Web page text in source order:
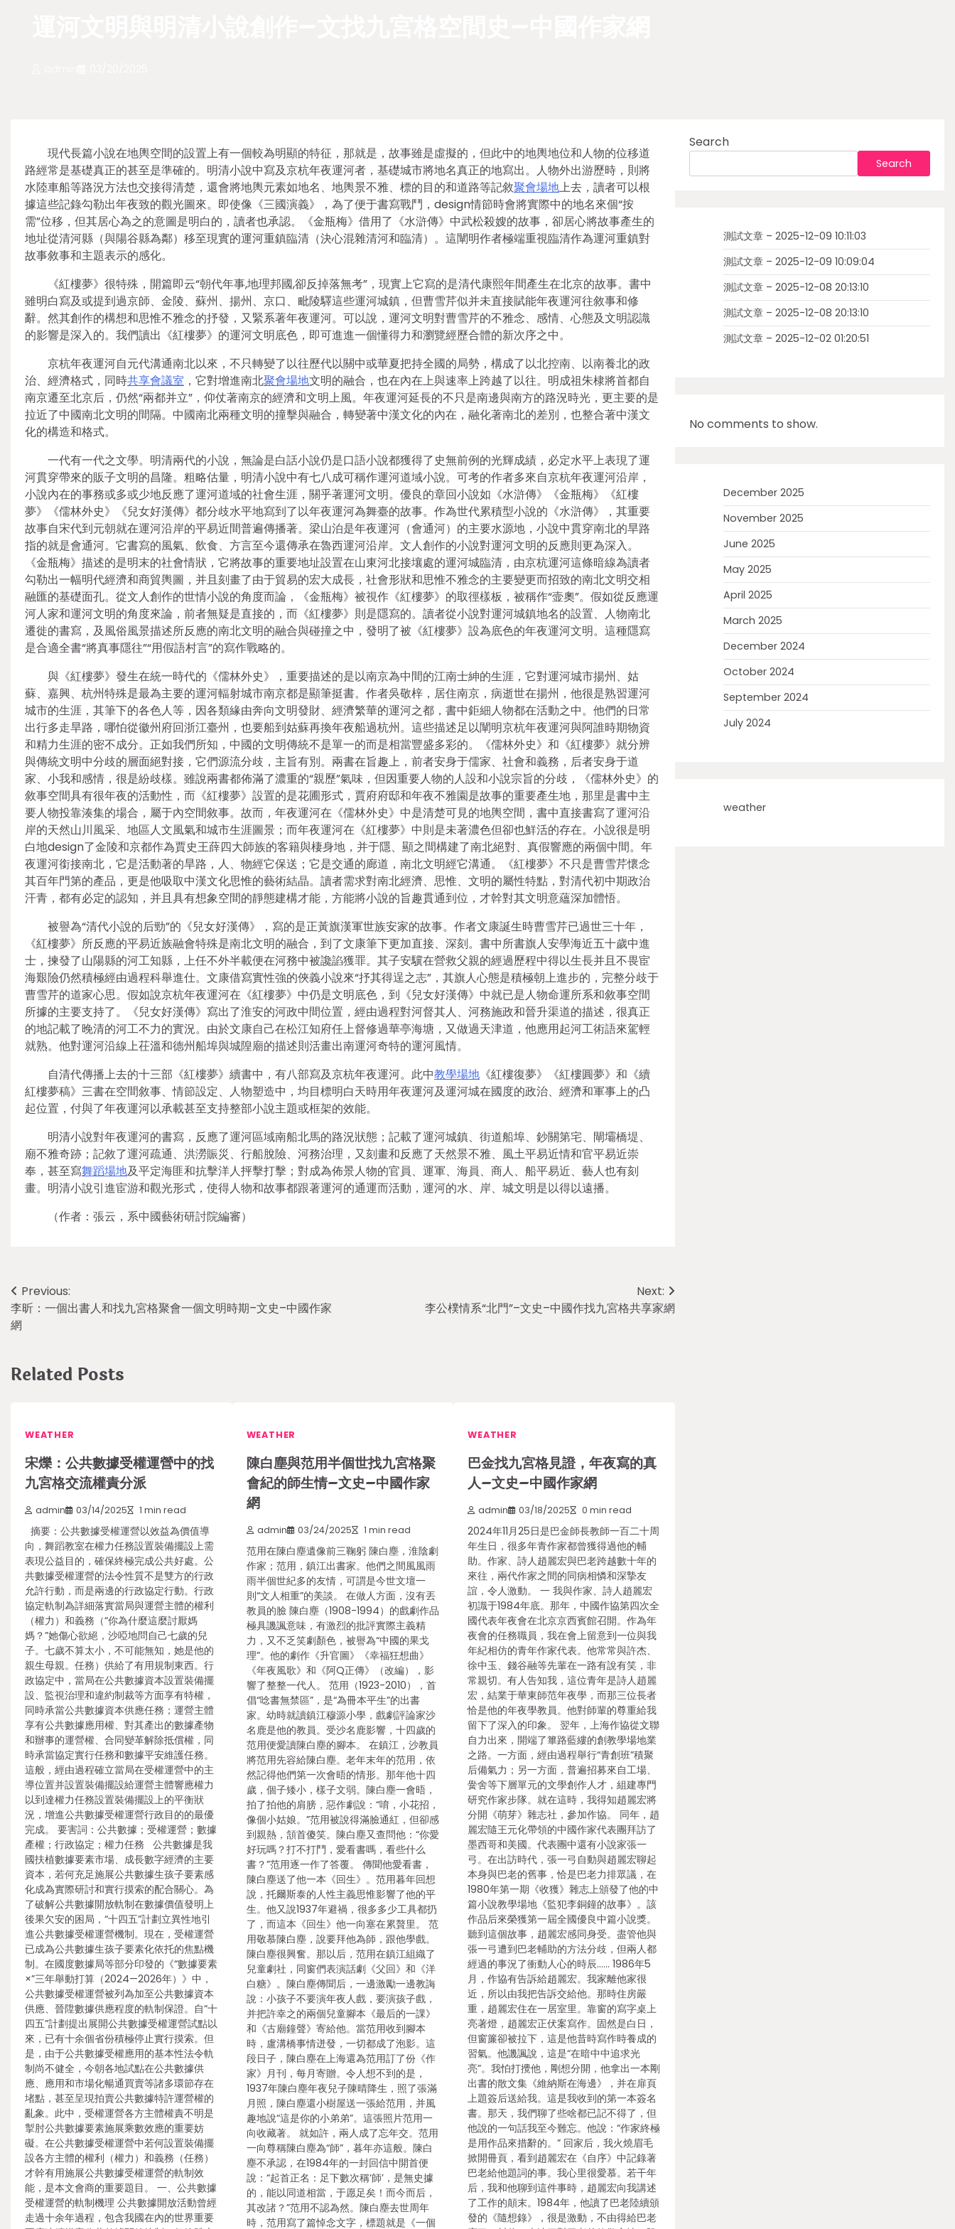
現代長篇小說在地輿空間的設置上有一個較為明顯的特征，那就是，故事雖是虛擬的，但此中的地輿地位和人物的位移道
路經常是基礎真正的甚至是準確的。明清小說中寫及京杭年夜運河者，基礎城市將地名真正的地寫出。人物外出游歷時，則將
水陸車船等路況方法也交接得清楚，還會將地輿元素如地名、地輿景不雅、標的目的和道路等記敘聚會場地上去，讀者可以根
據這些記錄勾勒出年夜致的觀光圖來。即使像《三國演義》，為了便于書寫戰鬥，design情節時會將實際中的地名來個“按
需”位移，但其居心為之的意圖是明白的，讀者也承認。《金瓶梅》借用了《水滸傳》中武松殺嫂的故事，卻居心將故事產生的
地址從清河縣（與陽谷縣為鄰）移至現實的運河重鎮臨清（決心混雜清河和臨清）。這闡明作者極端重視臨清作為運河重鎮對
故事敘事和主題表示的感化。
《紅樓夢》很特殊，開篇即云“朝代年事,地理邦國,卻反掉落無考”，現實上它寫的是清代康熙年間產生在北京的故事。書中
雖明白寫及或提到過京師、金陵、蘇州、揚州、京口、毗陵驛這些運河城鎮，但曹雪芹似并未直接賦能年夜運河往敘事和修
辭。然其創作的構想和思惟不雅念的抒發，又緊系著年夜運河。可以說，運河文明對曹雪芹的不雅念、感情、心態及文明認識
的影響是深入的。我們讀出《紅樓夢》的運河文明底色，即可進進一個懂得力和瀏覽經歷合體的新次序之中。
京杭年夜運河自元代溝通南北以來，不只轉變了以往歷代以關中或華夏把持全國的局勢，構成了以北控南、以南養北的政
治、經濟格式，同時共享會議室 ，它對增進南北聚會場地文明的融合，也在內在上與速率上跨越了以往。明成祖朱棣將首都自
南京遷至北京后，仍然“兩都并立”，仰仗著南京的經濟和文明上風。年夜運河延長的不只是南邊與南方的路況時光，更主要的是
拉近了中國南北文明的間隔。中國南北兩種文明的撞擊與融合，轉變著中漢文化的內在，融化著南北的差別，也整合著中漢文
化的構造和格式。
一代有一代之文學。明清兩代的小說，無論是白話小說仍是口語小說都獲得了史無前例的光輝成績，必定水平上表現了運
河貫穿帶來的販子文明的昌隆。粗略估量，明清小說中有七八成可稱作運河道域小說。可考的作者多來自京杭年夜運河沿岸，
小說內在的事務或多或少地反應了運河道域的社會生涯，關乎著運河文明。優良的章回小說如《水滸傳》《金瓶梅》《紅樓
夢》《儒林外史》《兒女好漢傳》都分歧水平地寫到了以年夜運河為舞臺的故事。作為世代累積型小說的《水滸傳》，其重要
故事自宋代到元朝就在運河沿岸的平易近間普遍傳播著。梁山泊是年夜運河（會通河）的主要水源地，小說中貫穿南北的旱路
指的就是會通河。它書寫的風氣、飲食、方言至今還傳承在魯西運河沿岸。文人創作的小說對運河文明的反應則更為深入。
《金瓶梅》描述的是明末的社會情狀，它將故事的重要地址設置在山東河北接壤處的運河城臨清，由京杭運河這條暗線為讀者
勾勒出一幅明代經濟和商貿輿圖，并且刻畫了由于貿易的宏大成長，社會形狀和思惟不雅念的主要變更而招致的南北文明交相
融匯的基礎面孔。從文人創作的世情小說的角度而論，《金瓶梅》被視作《紅樓夢》的取徑樣板，被稱作“壸奧”。假如從反應運
河人家和運河文明的角度來論，前者無疑是直接的，而《紅樓夢》則是隱寫的。讀者從小說對運河城鎮地名的設置、人物南北
遷徙的書寫，及風俗風景描述所反應的南北文明的融合與碰撞之中，發明了被《紅樓夢》設為底色的年夜運河文明。這種隱寫
是合適全書“將真事隱往”“用假語村言”的寫作戰略的。
與《紅樓夢》發生在統一時代的《儒林外史》，重要描述的是以南京為中間的江南士紳的生涯，它對運河城市揚州、姑
蘇、嘉興、杭州特殊是最為主要的運河輻射城市南京都是顯筆挺書。作者吳敬梓，居住南京，病逝世在揚州，他很是熟習運河
城市的生涯，其筆下的各色人等，因各類緣由奔向文明發財、經濟繁華的運河之都，書中鉅細人物都在活動之中。他們的日常
出行多走旱路，哪怕從徽州府回浙江臺州，也要船到姑蘇再換年夜船過杭州。這些描述足以闡明京杭年夜運河與阿誰時期物資
和精力生涯的密不成分。正如我們所知，中國的文明傳統不是單一的而是相當豐盛多彩的。《儒林外史》和《紅樓夢》就分辨
與傳統文明中分歧的層面絕對接，它們源流分歧，主旨有別。兩書在旨趣上，前者安身于儒家、社會和義務，后者安身于道
家、小我和感情，很是紛歧樣。雖說兩書都佈滿了濃重的“親歷”氣味，但因重要人物的人設和小說宗旨的分歧，《儒林外史》的
敘事空間具有很年夜的活動性，而《紅樓夢》設置的是花圃形式，賈府府邸和年夜不雅園是故事的重要產生地，那里是書中主
要人物投靠湊集的場合，屬于內空間敘事。故而，年夜運河在《儒林外史》中是清楚可見的地輿空間，書中直接書寫了運河沿
岸的天然山川風采、地區人文風氣和城市生涯圖景；而年夜運河在《紅樓夢》中則是未著濃色但卻也鮮活的存在。小說很是明
白地design了金陵和京都作為賈史王薛四大師族的客籍與棲身地，并于隱、顯之間構建了南北絕對、真假響應的兩個中間。年
夜運河銜接南北，它是活動著的旱路，人、物經它保送；它是交通的廊道，南北文明經它溝通。《紅樓夢》不只是曹雪芹懷念
其百年門第的產品，更是他吸取中漢文化思惟的藝術結晶。讀者需求對南北經濟、思惟、文明的屬性特點，對清代初中期政治
汗青，都有必定的認知，并且具有想象空間的靜態建構才能，方能將小說的旨趣貫通到位，才幹對其文明意蘊深加體悟。
被譽為“清代小說的后勁”的《兒女好漢傳》，寫的是正黃旗漢軍世族安家的故事。作者文康誕生時曹雪芹已過世三十年，
《紅樓夢》所反應的平易近族融會特殊是南北文明的融合，到了文康筆下更加直接、深刻。書中所書旗人安學海近五十歲中進
士，揀發了山陽縣的河工知縣，上任不外半載便在河務中被讒諂獲罪。其子安驥在營救父親的經過歷程中得以生長并且不畏宦
海艱險仍然積極經由過程科舉進仕。文康借寫實性強的俠義小說來“抒其得逞之志”，其旗人心態是積極朝上進步的，完整分歧于
曹雪芹的道家心思。假如說京杭年夜運河在《紅樓夢》中仍是文明底色，到《兒女好漢傳》中就已是人物命運所系和敘事空間
所據的主要支持了。《兒女好漢傳》寫出了淮安的河政中間位置，經由過程對河督其人、河務施政和晉升渠道的描述，很真正
的地記載了晚清的河工不力的實況。由於文康自己在松江知府任上督修過華亭海塘，又做過天津道，他應用起河工術語來駕輕
就熟。他對運河沿線上茌溫和德州船埠與城隍廟的描述則活畫出南運河奇特的運河風情。
自清代傳播上去的十三部《紅樓夢》續書中，有八部寫及京杭年夜運河。此中教學場地 《紅樓復夢》《紅樓圓夢》和《續
紅樓夢稿》三書在空間敘事、情節設定、人物塑造中，均目標明白天時用年夜運河及運河城在國度的政治、經濟和軍事上的凸
起位置，付與了年夜運河以承載甚至支持整部小說主題或框架的效能。
明清小說對年夜運河的書寫，反應了運河區域南船北馬的路況狀態；記載了運河城鎮、街道船埠、鈔關第宅、閘壩橋堤、
廟不雅奇跡；記敘了運河疏通、洪澇賑災、行船脫險、河務治理，又刻畫和反應了天然景不雅、風土平易近情和官平易近崇
奉，甚至寫舞蹈場地及平定海匪和抗擊洋人抨擊打擊；對成為佈景人物的官員、運軍、海員、商人、船平易近、藝人也有刻
畫。明清小說引進宦游和觀光形式，使得人物和故事都跟著運河的通運而活動，運河的水、岸、城文明是以得以遠播。
（作者：張云，系中國藝術研討院編審）
Post
navigation
Previous:
李昕：一個出書人和找九宮格聚會一個文明時期–文史–中國作家
網
Next:
李公樸情系“北門”–文史–中國作找九宮格共享家網
Related Posts
WEATHER
宋爍：公共數據受權運營中的找
九宮格交流權責分派
admin 03/14/2025 1 min read
摘要：公共數據受權運營以效益為價值導
向，舞蹈教室在權力任務設置裝備擺設上需
表現公益目的，確保終極完成公共好處。公
共數據受權運營的法令性質不是雙方的行政
允許行動，而是兩邊的行政協定行動。行政
協定軌制為詳細落實當局與運營主體的權利
（權力）和義務（“你為什麼這麼討厭媽
媽？”她傷心欲絕，沙啞地問自己七歲的兒
子。七歲不算太小，不可能無知，她是他的
親生母親。任務）供給了有用規制東西。行
政協定中，當局在公共數據資本設置裝備擺
設、監視治理和違約制裁等方面享有特權，
同時承當公共數據資本供應任務；運營主體
享有公共數據應用權、對其產出的數據產物
和辦事的運營權、合同變革解除抵償權，同
時承當協定實行任務和數據平安維護任務。
這般，經由過程確立當局在受權運營中的主
導位置并設置裝備擺設給運營主體響應權力
以到達權力任務設置裝備擺設上的平衡狀
況，增進公共數據受權運營行政目的的最優
完成。 要害詞：公共數據；受權運營；數據
產權；行政協定；權力任務 公共數據是我
國扶植數據要素市場、成長數字經濟的主要
資本，若何充足施展公共數據生孩子要素感
化成為實際研討和實行摸索的配合關心。為
了破解公共數據開放軌制在數據價值發明上
後果欠安的困局，“十四五”計劃立異性地引
進公共數據受權運營機制。現在，受權運營
已成為公共數據生孩子要素化依托的焦點機
制。在國度數據局等部分印發的《“數據要素
×”三年舉動打算（2024—2026年）》中，
公共數據受權運營被列為加至公共數據資本
供應、晉陞數據供應程度的軌制保證。自“十
四五”計劃提出展開公共數據受權運營試點以
來，已有十余個省份積極停止實行摸索。但
是，由于公共數據受權應用的基本性法令軌
制尚不健全，今朝各地試點在公共數據供
應、應用和市場化暢通買賣等諸多環節存在
堵點，甚至呈現拍賣公共數據特許運營權的
亂象。此中，受權運營各方主體權責不明是
掣肘公共數據要素施展乘數效應的重要妨
礙。在公共數據受權運營中若何設置裝備擺
設各方主體的權利（權力）和義務（任務）
才幹有用施展公共數據受權運營的軌制效
能，是本文會商的重要題目。 一、公共數據
受權運營的軌制機理 公共數據開放活動曾經
走過十余年過程，包含我國在內的世界重要
WEATHER
陳白塵與范用半個世找九宮格聚
會紀的師生情–文史–中國作家
網
admin 03/24/2025 1 min read
范用在陳白塵遺像前三鞠躬 陳白塵，淮陰劇
作家；范用，鎮江出書家。他們之間風風雨
雨半個世紀多的友情，可謂是今世文壇一
則“文人相重”的美談。 在做人方面，沒有丟
教員的臉 陳白塵（1908-1994）的戲劇作品
極具譏諷意味，有激烈的批評實際主義精
力，又不乏笑劇顏色，被譽為“中國的果戈
理”。他的劇作《升官圖》《幸福狂想曲》
《年夜風歌》和《阿Q正傳》（改編），影
響了整整一代人。 范用（1923-2010），首
倡“唸書無禁區”，是“為冊本平生”的出書
家。幼時就讀鎮江穆源小學，戲劇評論家沙
名鹿是他的教員。受沙名鹿影響，十四歲的
范用便愛讀陳白塵的腳本。 在鎮江，沙教員
將范用先容給陳白塵。老年末年的范用，依
然記得他們第一次會晤的情形。那年他十四
歲，個子矮小，樣子文弱。陳白塵一會晤，
拍了拍他的肩膀，惡作劇說：“唷，小花招，
像個小姑娘。”范用被說得滿臉通紅，但卻感
到親熱，頷首傻笑。陳白塵又查問他：“你愛
好玩嗎？打不打鬥，愛看書嗎，看些什么
書？”范用逐一作了答覆。 傳聞他愛看書，
陳白塵送了他一本《回生》。范用暮年回想
說，托爾斯泰的人性主義思惟影響了他的平
生。他又說1937年避禍，很多多少工具都扔
了，而這本《回生》他一向塞在累贅里。 范
用敬慕陳白塵，說要拜他為師，跟他學戲。
陳白塵很興奮。那以后，范用在鎮江組織了
兒童劇社，同窗們表演話劇《父回》和《洋
白糖》。陳白塵傳聞后，一邊激勵一邊教誨
說：小孩子不要演年夜人戲，要演孩子戲，
并把許幸之的兩個兒童腳本《最后的一課》
和《古廟鐘聲》寄給他。當范用收到腳本
時，盧溝橋事情迸發，一切都成了泡影。這
段日子，陳白塵在上海還為范用訂了份《作
家》月刊，每月寄贈。令人想不到的是，
1937年陳白塵年夜兒子陳晴降生，照了張滿
月照，陳白塵還小樹屋送一張給范用，并風
趣地說“這是你的小弟弟”。這張照片范用一
向收藏著。 就如許，兩人成了忘年交。范用
一向尊稱陳白塵為“師”，暮年亦這般。陳白
塵不承認，在1984年的一封回信中開首便
說：“起首正名：足下數次稱‘師’，是無史據
的，能以同道相當，于愿足矣！而今而后，
其改諸？”范用不認為然。陳白塵去世周年
時，范用寫了篇悼念文字，標題就是《一個
WEATHER
巴金找九宮格見證，年夜寫的真
人–文史–中國作家網
admin 03/18/2025 0 min read
2024年11月25日是巴金師長教師一百二十周
年生日，很多年青作家都曾獲得過他的輔
助。作家、詩人趙麗宏與巴老跨越數十年的
來往，兩代作家之間的同病相憐和深摯友
誼，令人激動。 一 我與作家、詩人趙麗宏
初識于1984年底。那年，中國作協第四次全
國代表年夜會在北京京西賓館召開。作為年
夜會的任務職員，我在會上留意到一位與我
年紀相仿的青年作家代表。他常常與許杰、
徐中玉、錢谷融等先輩在一路有說有笑，非
常親切。有人告知我，這位青年是詩人趙麗
宏，結業于華東師范年夜學，而那三位長者
恰是他的年夜學教員。他對師輩的尊重給我
留下了深入的印象。 翌年，上海作協從文聯
自力出來，開端了篳路藍縷的創教學場地業
之路。一方面，經由過程舉行“青創班”積聚
后備氣力；另一方面，普遍招募來自工場、
黌舍等下層單元的文學創作人才，組建專門
研究作家步隊。就在這時，我得知趙麗宏將
分開《萌芽》雜志社，參加作協。 同年，趙
麗宏隨王元化帶領的中國作家代表團拜訪了
墨西哥和美國。代表團中還有小說家張一
弓。在出訪時代，張一弓自動與趙麗宏聊起
本身與巴老的舊事，恰是巴老力排眾議，在
1980年第一期《收獲》雜志上頒發了他的中
篇小說教學場地《監犯李銅鐘的故事》。該
作品后來榮獲第一屆全國優良中篇小說獎。
聽到這個故事，趙麗宏感同身受。盡管他與
張一弓遭到巴老輔助的方法分歧，但兩人都
經過的事況了衝動人心的時辰…… 1986年5
月，作協有告訴給趙麗宏。我家離他家很
近，所以由我把告訴交給他。那時住房嚴
重，趙麗宏住在一居室里。靠窗的寫字桌上
亮著燈，趙麗宏正伏案寫作。固然是白日，
但窗簾卻被拉下，這是他昔時寫作時養成的
習氣。他譏諷說，這是“在暗中中追求光
亮”。我怕打攪他，剛想分開，他拿出一本剛
出書的散文集《維納斯在海邊》，并在扉頁
上題簽后送給我。這是我收到的第一本簽名
書。那天，我們聊了些啥都已記不得了，但
他說的一句話我至今難忘。他說：“作家終極
是用作品來措辭的。” 回家后，我火燒眉毛
掀開冊頁，看到趙麗宏在《自序》中記錄著
巴老給他題詞的事。我心里很愛慕。若干年
后，我和他聊到這件事時，趙麗宏向我講述
了工作的顛末。1984年，他讀了巴老陸續頒
發的《隨想錄》，很是激動，不由得給巴老
Search
Search
測試文章 – 2025-12-09 10:11:03
測試文章 – 2025-12-09 10:09:04
測試文章 – 2025-12-08 20:13:10
測試文章 – 2025-12-08 20:13:10
測試文章 – 2025-12-02 01:20:51
No comments to show.
December 2025
November 2025
June 2025
May 2025
April 2025
March 2025
December 2024
October 2024
September 2024
July 2024
weather